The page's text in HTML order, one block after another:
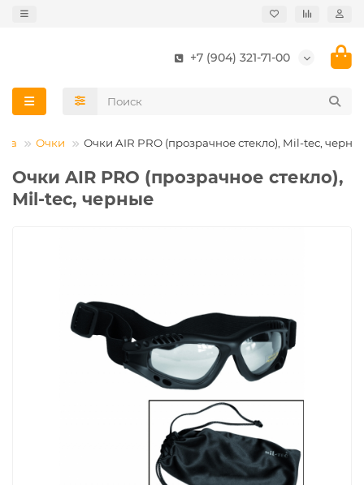
+7 (904) 321-71-00
Очки Очки AIR PRO (прозрачное стекло), Mil-tec,
Очки AIR PRO (прозрачное стекло),
Mil-tec, черные